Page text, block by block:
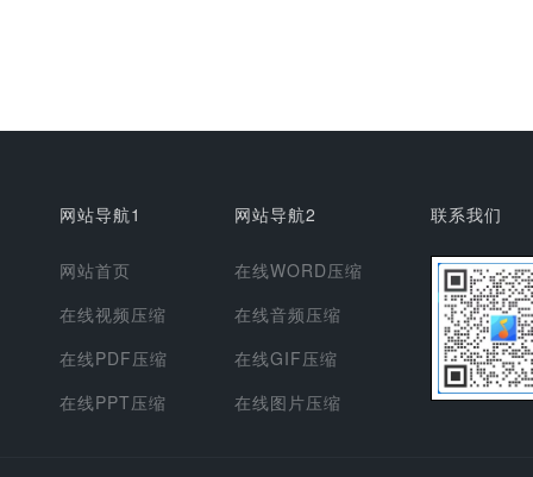
网站导航1
网站首页
在线视频压缩
在线PDF压缩
在线PPT压缩
网站导航2
在线WORD压缩
在线音频压缩
在线GIF压缩
在线图片压缩
联系我们